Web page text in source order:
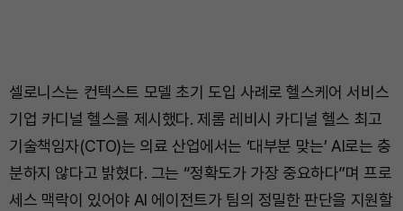
셀로니스는 컨텍스트 모델 초기 도입 사례로 헬스케어 서비스
기업 카디널 헬스를 제시했다. 제롬 레비시 카디널 헬스 최고
기술책임자(CTO)는 의료 산업에서는 ‘대부분 맞는’ AI로는 충
분하지 않다고 밝혔다. 그는 “정확도가 가장 중요하다”며 프로
세스 맥락이 있어야 AI 에이전트가 팀의 정밀한 판단을 지원할